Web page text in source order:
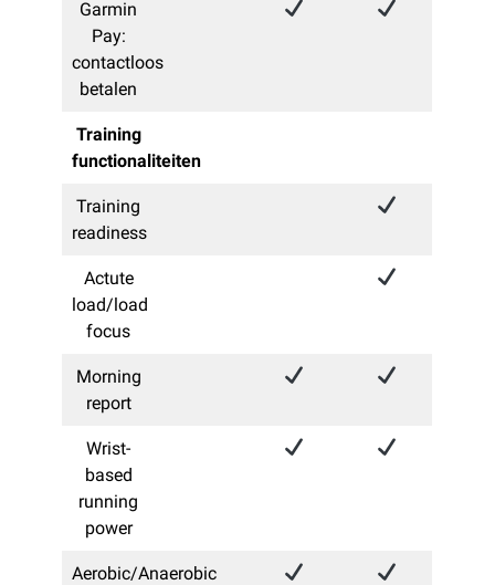
Garmin
Pay:
contactloos
betalen
Training
functionaliteiten
Training
readiness
Actute
load/load
focus
Morning
report
Wrist-
based
running
power
Aerobic/Anaerobic